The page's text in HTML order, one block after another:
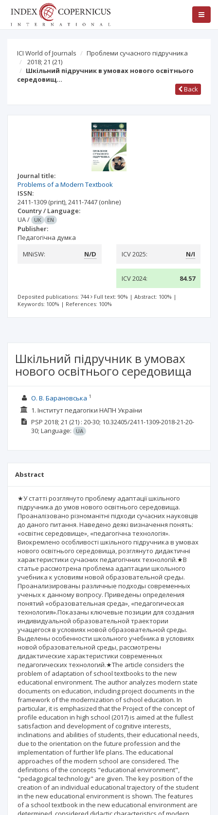
ICI World of Journals
Проблеми сучасного підручника
2018; 21 (21)
Шкільний підручник в умовах нового освітнього
середовищ…
Back
Journal title:
Problems of a Modern Textbook
ISSN:
2411-1309 (print),2411-7447 (online)
Country / Language:
UA/ UK EN
Publisher:
Педагогічна думка
MNiSW:
N/D ICV 2025: N/I
ICV 2024: 84.57
Deposited publications: 744 Full text: 90% | Abstract: 100% |
Keywords: 100% | References: 100%
Шкільний підручник в умовах
нового освітнього середовища
О. В. Барановська 1
1. Інститут педагогіки НАПН України
PSP 2018; 21 (21) : 20-30; 10.32405/2411-1309-2018-21-20-
30; Language: UA
Abstract
★У статті розглянуто проблему адаптації шкільного
підручника до умов нового освітнього середовища.
Проаналізовано різноманітні підходи сучасних науковців
до даного питання. Наведено деякі визначення понять:
«освітнє середовище», «педагогічна технологія».
Виокремлено особливості шкільного підручника в умовах
нового освітнього середовища, розглянуто дидактичні
характеристики сучасних педагогічних технологій.★В
статье рассмотрена проблема адаптации школьного
учебника к условиям новой образовательной среды.
Проанализированы различные подходы современных
ученых к данному вопросу. Приведены определения
понятий «образовательная среда», «педагогическая
технология».Показаны ключевые позиции для создания
индивидуальной образовательной траектории
учащегося в условиях новой образовательной среды.
Выделены особенности школьного учебника в условиях
новой образовательной среды, рассмотрены
дидактические характеристики современных
педагогических технологий.★The article considers the
problem of adaptation of school textbooks to the new
educational environment. The author analyzes modern state
documents on education, including project documents in the
framework of the modernization of school education. In
particular, it is emphasized that the Project of the concept of
profile education in high school (2017) is aimed at the fullest
satisfaction and development of cognitive interests,
inclinations and abilities of students, their educational needs,
due to the orientation on the future profession and the
implementation of further life plans. The educational
approaches of the modern school are considered. The
definitions of the concepts "educational environment",
"pedagogical technology" are given. The key position of the
creation of an individual educational trajectory of the student
in the new educational environment is shown. The features
of a school textbook in the new educational environment are